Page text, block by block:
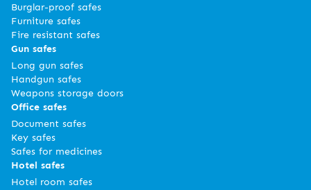
Burglar-proof safes
Furniture safes
Fire resistant safes
Gun safes
Long gun safes
Handgun safes
Weapons storage doors
Office safes
Document safes
Key safes
Safes for medicines
Hotel safes
Hotel room safes